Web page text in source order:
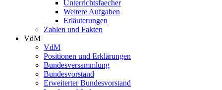
Unterrichtsfaecher
Weitere Aufgaben
Erläuterungen
Zahlen und Fakten
VdM
VdM
Positionen und Erklärungen
Bundesversammlung
Bundesvorstand
Erweiterter Bundesvorstand